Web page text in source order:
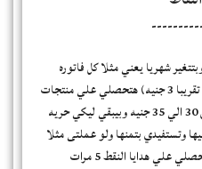
شهريا يعني مثلا كل فاتوره
هتعمليها ب 200 نقطه (النقطه تعادل تقريبا 3 جنيه) هتحصلي علي منتجات
مجانيه من الشركه بيتراوح سعرها من 30 الي 35 جنيه وبيبقي ليكي حريه
وتستفيدي بتمنها ولو عملتى مثلا